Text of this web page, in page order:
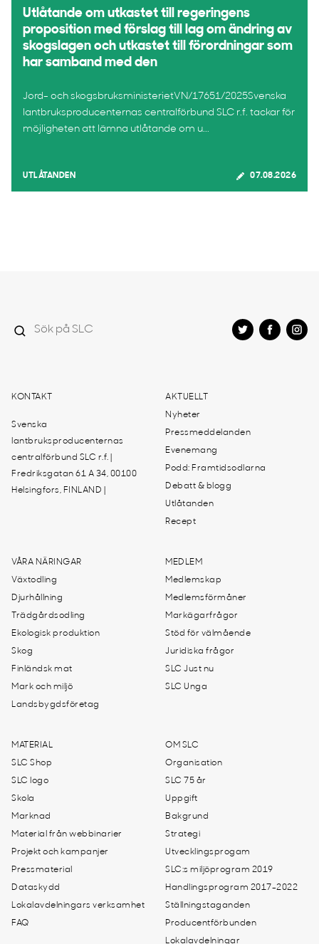
Utlåtande om utkastet till regeringens
proposition med förslag till lag om ändring av
skogslagen och utkastet till förordningar som
har samband med den
Jord- och skogsbruksministerietVN/17651/2025Svenska
lantbruksproducenternas centralförbund SLC r.f. tackar för
möjligheten att lämna utlåtande om u...
UTLÅTANDEN 07.08.2026
KONTAKT
Svenska
lantbruksproducenternas
centralförbund SLC r.f. |
Fredriksgatan 61 A 34, 00100
Helsingfors, FINLAND |
AKTUELLT
Nyheter
Pressmeddelanden
Evenemang
Podd: Framtidsodlarna
Debatt & blogg
Utlåtanden
Recept
VÅRA NÄRINGAR
Växtodling
Djurhållning
Trädgårdsodling
Ekologisk produktion
Skog
Finländsk mat
Mark och miljö
Landsbygdsföretag
MEDLEM
Medlemskap
Medlemsförmåner
Markägarfrågor
Stöd för välmående
Juridiska frågor
SLC Just nu
SLC Unga
MATERIAL
SLC Shop
SLC logo
Skola
Marknad
Material från webbinarier
Projekt och kampanjer
Pressmaterial
Dataskydd
Lokalavdelningars verksamhet
FAQ
OM SLC
Organisation
SLC 75 år
Uppgift
Bakgrund
Strategi
Utvecklingsprogam
SLC:s miljöprogram 2019
Handlingsprogram 2017-2022
Ställningstaganden
Producentförbunden
Lokalavdelningar